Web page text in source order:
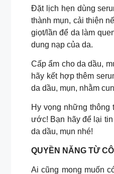
Đặt lịch hẹn dùng
thành mụn, cải thiện
giọt/lần để da làm
dung nạp của da.
Cấp ẩm cho da dầu,
hãy kết hợp thêm
da dầu, mụn, nhằm
Hy vọng những
ước! Bạn hãy để lại
da dầu, mụn nhé!
QUYỀN NĂNG TỪ
Ai cũng mong muốn